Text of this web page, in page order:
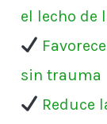
el lecho de
sin trauma
Reduce